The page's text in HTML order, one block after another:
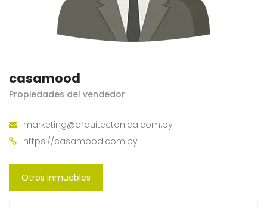
casamood
Propiedades del vendedor
marketing@arquitectonica.com.py
https://casamood.com.py
Otros Inmuebles